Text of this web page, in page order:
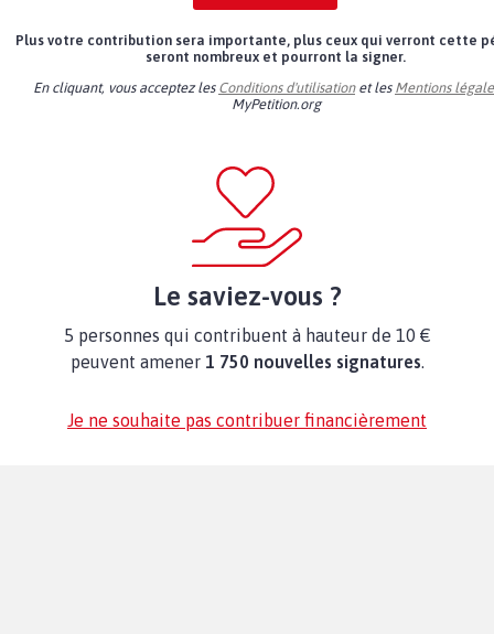
Plus votre contribution sera importante, plus ceux qui verront cette
seront nombreux et pourront la signer.
En cliquant, vous acceptez les Conditions d'utilisationet les Mentions
MyPetition.org
Le saviez-vous ?
5 personnes qui contribuent à hauteur de 10 €
peuvent amener 1 750 nouvelles signatures.
Je ne souhaite pas contribuer financièrement